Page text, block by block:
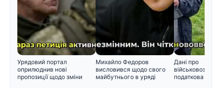
Урядовий портал
оприлюднив нові
пропозиції щодо зміни
Михайло Федоров
висловився щодо свого
майбутнього в уряді
Дані про
податкова